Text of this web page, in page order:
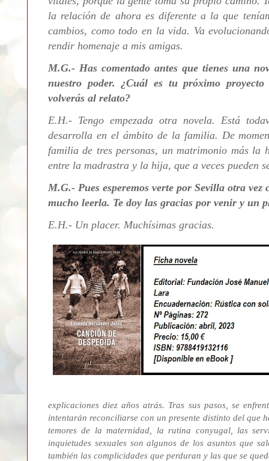
la relación de ahora es diferente a la que
cambios, como todo en la vida. Va
rendir homenaje a mis amigas.
M.G.- Has comentado antes que tienes una
nuestro poder. ¿Cuál es tu próximo
volverás al relato?
E.H.- Tengo empezada otra novela. Está
desarrolla en el ámbito de la familia. De
familia de tres personas, un matrimonio más la
entre la madrastra y la hija, que a veces pueden
M.G.- Pues esperemos verte por Sevilla otra
mucho leerla. Te doy las gracias por venir y un
E.H.- Un placer. Muchísimas gracias.
explicaciones diez años atrás. Tras sus pasos, se
intentarán reconciliarse con un presente distinto del que
temores de la maternidad, la rutina conyugal, las
inquietudes sexuales son algunos de los asuntos que
también las complicidades que perduran y las que se